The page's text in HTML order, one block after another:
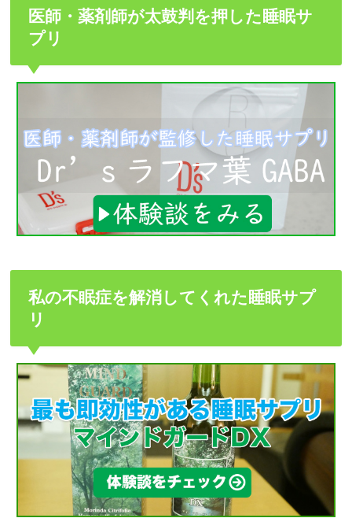
医師・薬剤師が太鼓判を押した睡眠サ
プリ
私の不眠症を解消してくれた睡眠サプ
リ